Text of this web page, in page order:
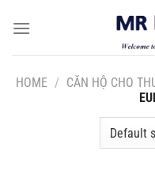
HOME / CĂN HỘ CHO